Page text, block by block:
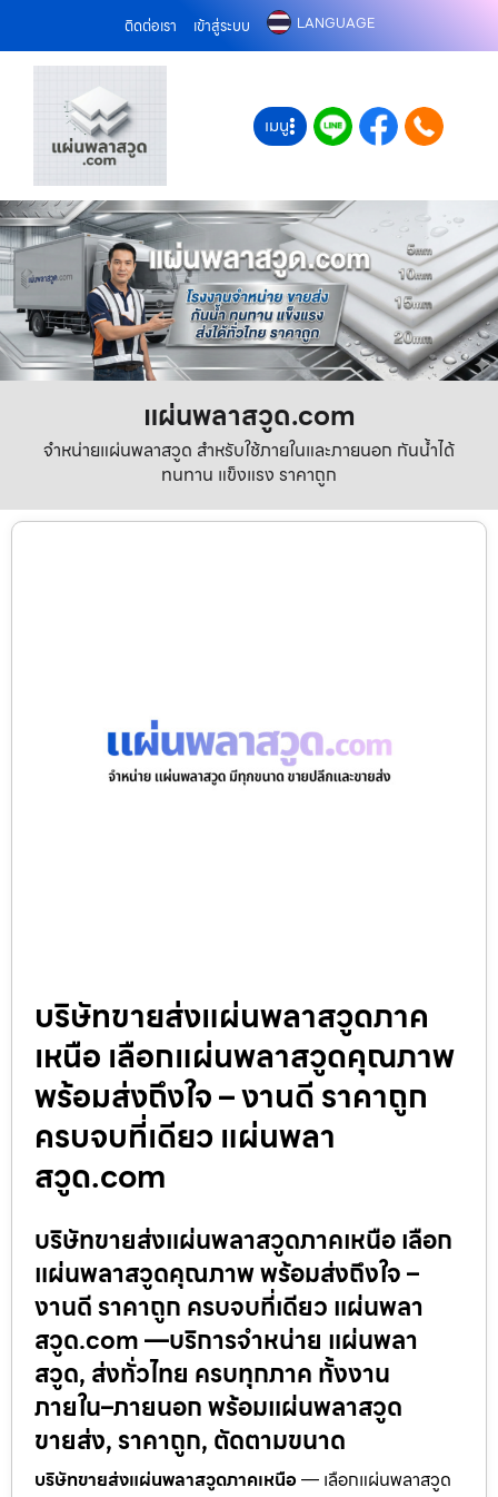
ติดต่อเรา เข้าสู่ระบบ LANGUAGE
เมนู
แผ่นพลาสวูด.com
จำหน่ายแผ่นพลาสวูด สำหรับใช้ภายในและภายนอก กันน้ำได้
ทนทาน แข็งแรง ราคาถูก
บริษัทขายส่งแผ่นพลาสวูดภาค
เหนือ เลือกแผ่นพลาสวูดคุณภาพ
พร้อมส่งถึงใจ – งานดี ราคาถูก
ครบจบที่เดียว แผ่นพลา
สวูด.com
บริษัทขายส่งแผ่นพลาสวูดภาคเหนือ เลือก
แผ่นพลาสวูดคุณภาพ พร้อมส่งถึงใจ –
งานดี ราคาถูก ครบจบที่เดียว แผ่นพลา
สวูด.com —บริการจำหน่าย แผ่นพลา
สวูด, ส่งทั่วไทย ครบทุกภาค ทั้งงาน
ภายใน–ภายนอก พร้อมแผ่นพลาสวูด
ขายส่ง, ราคาถูก, ตัดตามขนาด
บริษัทขายส่งแผ่นพลาสวูดภาคเหนือ— เลือกแผ่นพลาสวูด